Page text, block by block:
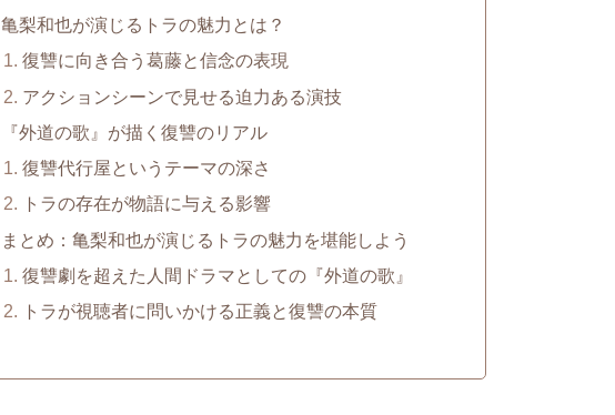
亀梨和也が演じるトラの魅力とは？
復讐に向き合う葛藤と信念の表現
アクションシーンで見せる迫力ある演技
『外道の歌』が描く復讐のリアル
復讐代行屋というテーマの深さ
トラの存在が物語に与える影響
まとめ：亀梨和也が演じるトラの魅力を堪能しよう
復讐劇を超えた人間ドラマとしての『外道の歌』
トラが視聴者に問いかける正義と復讐の本質